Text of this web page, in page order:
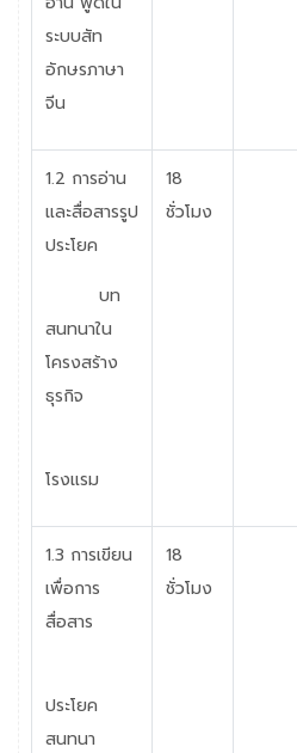
ระบบสัท
อักษรภาษา
จีน
1.2 การอ่าน
และสื่อสารรูป
ประโยค
บท
สนทนาใน
โครงสร้าง
ธุรกิจ
โรงแรม
18
ชั่วโมง
1.3 การเขียน
เพื่อการ
สื่อสาร
ประโยค
สนทนา
18
ชั่วโมง